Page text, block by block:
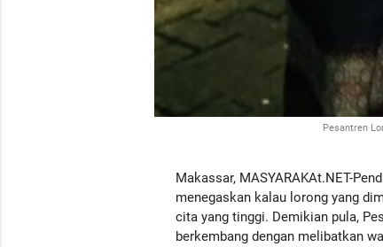
Pesantren
Makassar, MASYARAKAt.NET-
menegaskan kalau lorong yang
cita yang tinggi. Demikian pula,
berkembang dengan melibatkan